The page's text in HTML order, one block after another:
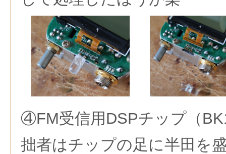
④FM受信用DSPチップ（
拙者はチップの足に半田を